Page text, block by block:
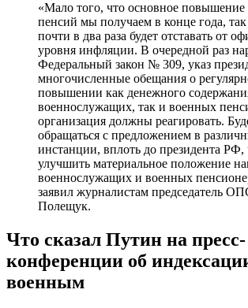
«Мало того, что основное
пенсий мы получаем в конце года,
почти в два раза будет отставать от
уровня инфляции. В очередной раз
Федеральный закон № 309, указ
многочисленные обещания о
повышении как денежного
военнослужащих, так и военных
организация должны реагировать.
обращаться с предложением в
инстанции, вплоть до президента РФ,
улучшить материальное положение
военнослужащих и военных
заявил журналистам председатель
Полещук.
Что сказал Путин на пресс-
конференции об
военным